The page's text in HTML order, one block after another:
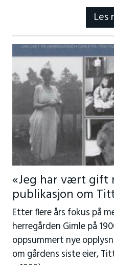
Les
«Jeg har vært gift
publikasjon om
Etter flere års fokus på
herregården Gimle på
oppsummert nye
om gårdens siste eier,